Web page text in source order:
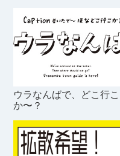
ウラなんばで、どこ行こ
か〜？